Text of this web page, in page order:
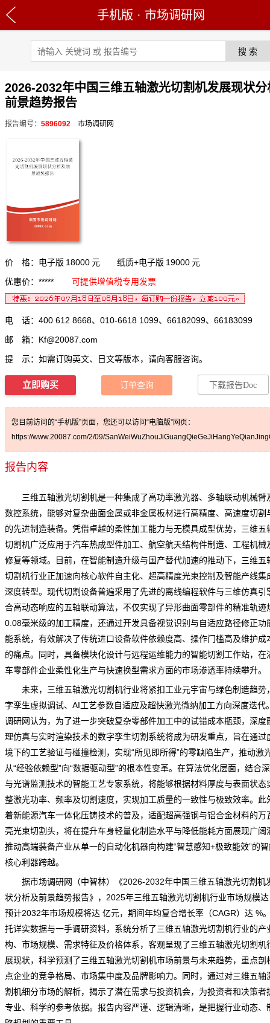
手机版 · 市场调研网
2026-2032年中国三维五轴激光切割机发展现状分
前景趋势报告
报告编号： 5896092 市场调研网
价 格：电子版 18000 元 纸质+电子版 19000 元
优惠价：*****
可提供增值税专用发票
电 话：400 612 8668、010-6618 1099、66182099、66183099
邮 箱： Kf@20087.com
提 示：如需订购英文、日文等版本，请向客服咨询。
立即购买 订单查询 下载报告Doc
您目前访问的“手机版”页面，您还可以访问“电脑版”网页：
https://www.20087.com/2/09/
报告内容
三维五轴激光切割机是一种集成了高功率激光器、多轴联动机械臂
数控系统，能够对复杂曲面金属或非金属板材进行高精度、高速度切割
的先进制造装备。凭借卓越的柔性加工能力与无模具成型优势，三维五
切割机广泛应用于汽车热成型件加工、航空航天结构件制造、工程机械
修复等领域。目前，在智能制造升级与国产替代加速的推动下， 三维五
切割机行业正加速向核心软件自主化、超高精度光束控制及智能产线集
深度转型。现代切割设备普遍采用了先进的离线编程软件与三维仿真引
合高动态响应的五轴联动算法，不仅实现了异形曲面零部件的精准轨迹
0.08毫米级的加工精度，还通过开发具备视觉识别与自适应路径修正功
能系统，有效解决了传统进口设备软件依赖度高、操作门槛高及维护成
的痛点。同时，具备模块化设计与远程运维能力的智能切割工作站，在
车零部件企业柔性化生产与快速换型需求方面的市场渗透率持续攀升。
未来，三维五轴激光切割机行业将紧扣工业元宇宙与绿色制造趋势
字孪生虚拟调试、AI工艺参数自适应及超快激光微纳加工方向深度迭代
调研网认为，为了进一步突破复杂零部件加工中的试错成本瓶颈，深度
理仿真与实时渲染技术的数字孪生切割系统将成为研发重点，旨在通过
境下的工艺验证与碰撞检测，实现“所见即所得”的零缺陷生产，推动激
从“经验依赖型”向“数据驱动型”的根本性变革。在算法优化层面，结合
与光谱监测技术的智能工艺专家系统，将能够根据材料厚度与表面状态
整激光功率、频率及切割速度，实现加工质量的一致性与极致效率。此
着新能源汽车一体化压铸技术的普及，适配超高强钢与铝合金材料的万
亮光束切割头，将在提升车身轻量化制造水平与降低能耗方面展现广阔
推动高端装备产业从单一的自动化机器向构建“智慧感知+极致能效”的
核心利器跨越。
据市场调研网（中智林）《2026-2032年中国三维五轴激光切割机
状分析及前景趋势报告》，2025年三维五轴激光切割机行业市场规模
预计2032年市场规模将达 亿元，期间年均复合增长率（CAGR）达 %
托详实数据与一手调研资料，系统分析了三维五轴激光切割机行业的产
构、市场规模、需求特征及价格体系，客观呈现了三维五轴激光切割机
展现状，科学预测 了三维五轴激光切割机市场前景与未来趋势，重点剖
点企业的竞争格局、市场集中度及品牌影响力。同时，通过对三维五轴
割机细分市场的解析，揭示了潜在需求与投资机会，为投资者和决策者
专业、科学的参考依据。报告内容严谨、逻辑清晰，是把握行业动态、